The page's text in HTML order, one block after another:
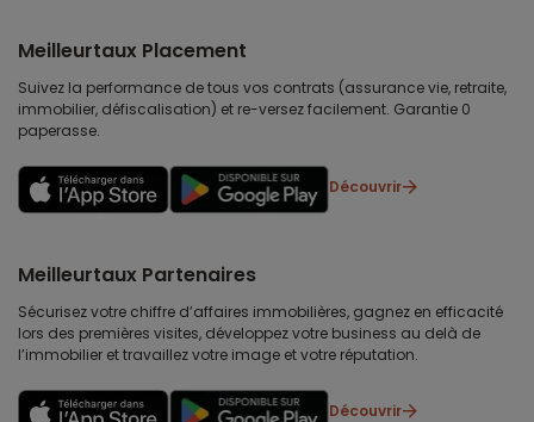
Meilleurtaux Placement
Suivez la performance de tous vos contrats (assurance vie, retraite,
immobilier, défiscalisation) et re-versez facilement. Garantie 0
paperasse.
Découvrir
Meilleurtaux Partenaires
Sécurisez votre chiffre d’affaires immobilières, gagnez en efficacité
lors des premières visites, développez votre business au delà de
l’immobilier et travaillez votre image et votre réputation.
Découvrir